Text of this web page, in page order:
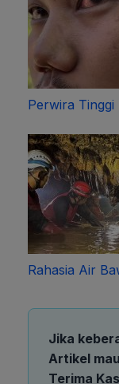
Perwira Tinggi
Rahasia Air
Jika
Artikel
Terima